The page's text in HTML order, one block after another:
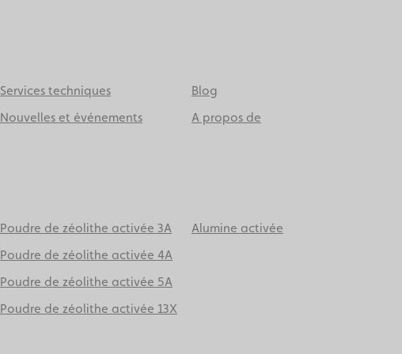
Services techniques
Blog
Nouvelles et événements A propos de
Poudre de zéolithe activée 3A
Poudre de zéolithe activée 4A
Poudre de zéolithe activée 5A
Poudre de zéolithe activée 13X
Alumine activée